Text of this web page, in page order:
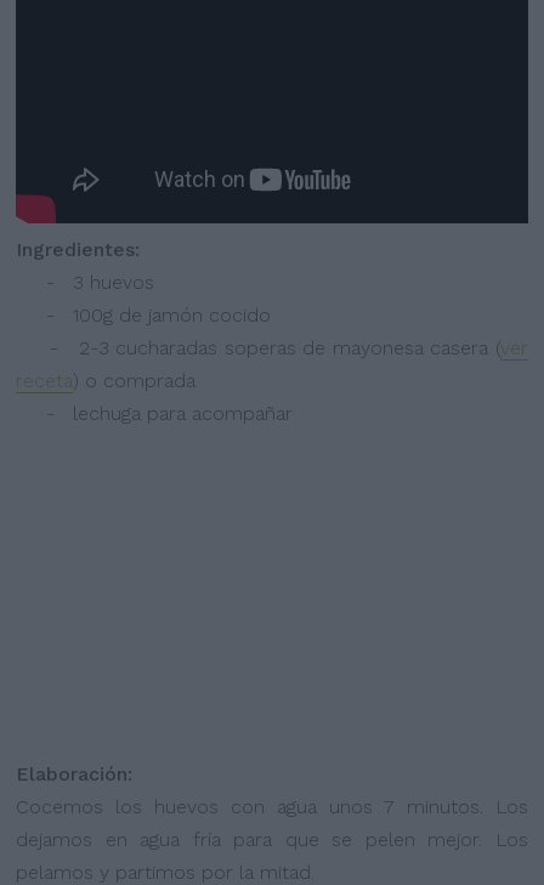
Ingredientes:
- 3 huevos
- 100g de jamón cocido
- 2-3 cucharadas soperas de mayonesa casera (ver
receta) o comprada
- lechuga para acompañar
Elaboración:
Cocemos los huevos con agua unos 7 minutos. Los
dejamos en agua fría para que se pelen mejor. Los
pelamos y partimos por la mitad.